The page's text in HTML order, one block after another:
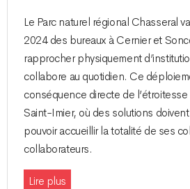
Le Parc naturel régional Chasseral
2024 des bureaux à Cernier et
rapprocher physiquement
collabore au quotidien. Ce
conséquence directe de
Saint-Imier, où des solutions
pouvoir accueillir la totalité de ses
collaborateurs.
Lire plus